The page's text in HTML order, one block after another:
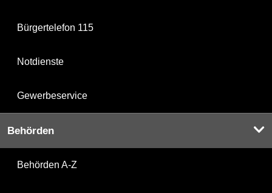
Bürgertelefon 115
Notdienste
Gewerbeservice
Behörden
Behörden A-Z